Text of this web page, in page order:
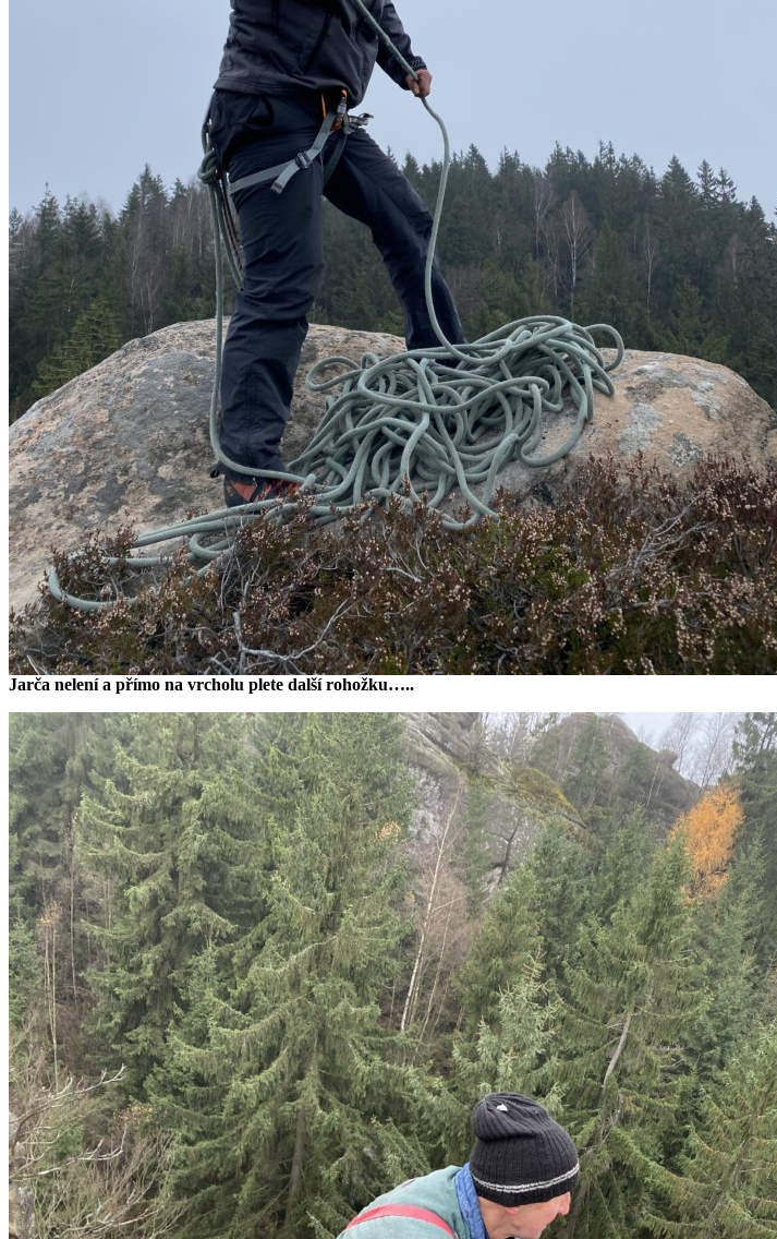
Jarča nelení a přímo na vrcholu plete další rohožku…..